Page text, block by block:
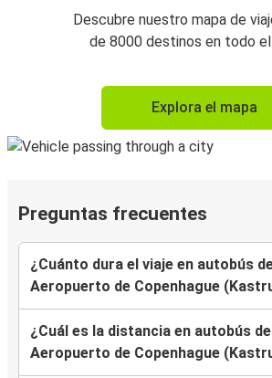
Descubre nuestro mapa de
de 8000 destinos en todo el
Explora el mapa
Preguntas frecuentes
¿Cuánto dura el viaje en autobús
Aeropuerto de Copenhague
¿Cuál es la distancia en autobús
Aeropuerto de Copenhague